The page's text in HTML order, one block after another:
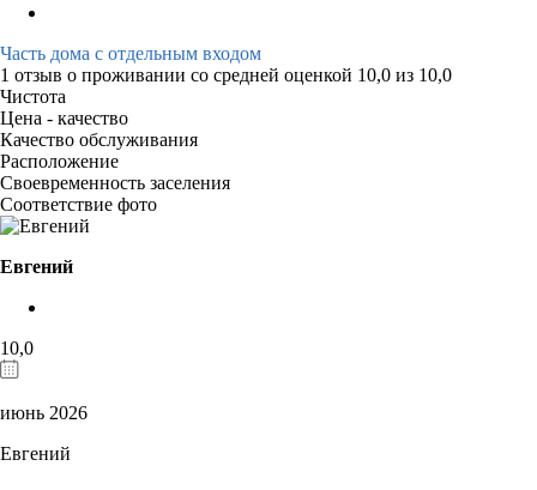
Часть дома с отдельным входом
1 отзыв о проживании со средней оценкой 10,0 из 10,0
Чистота
Цена - качество
Качество обслуживания
Расположение
Своевременность заселения
Соответствие фото
Евгений
10,0
июнь 2026
Евгений